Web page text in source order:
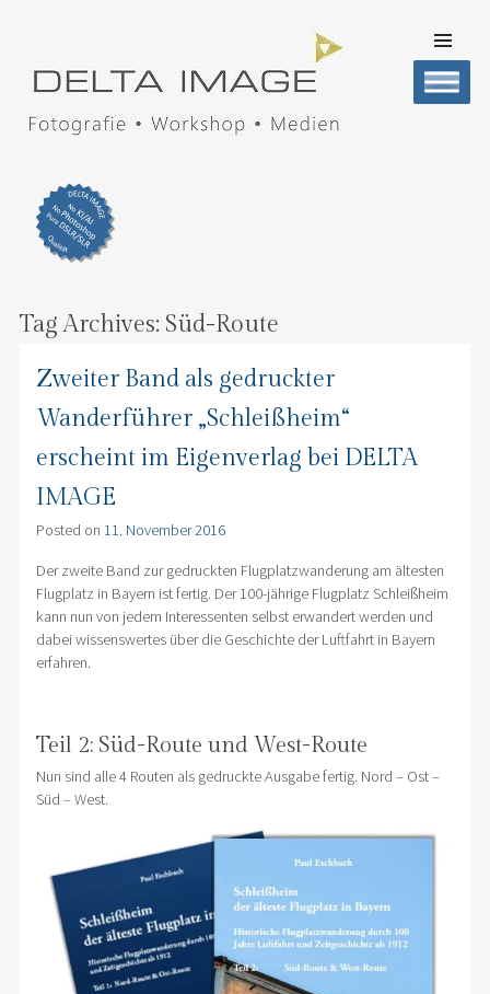
CONTENT
Tag Archives: Süd-Route
Zweiter Band als gedruckter
Wanderführer „Schleißheim“
erscheint im Eigenverlag bei DELTA
IMAGE
Posted on 11. November 2016
Der zweite Band zur gedruckten Flugplatzwanderung am ältesten
Flugplatz in Bayern ist fertig. Der 100-jährige Flugplatz Schleißheim
kann nun von jedem Interessenten selbst erwandert werden und
dabei wissenswertes über die Geschichte der Luftfahrt in Bayern
erfahren.
Teil 2: Süd-Route und West-Route
Nun sind alle 4 Routen als gedruckte Ausgabe fertig. Nord – Ost –
Süd – West.